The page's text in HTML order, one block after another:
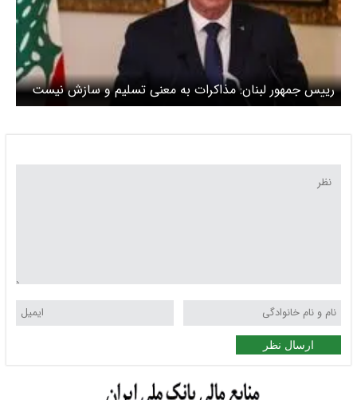
رییس جمهور لبنان: مذاکرات به معنی تسلیم و سازش نیست
ارسال نظر